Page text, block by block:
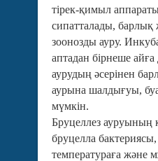
тірек-қимыл
сипатталады, барлық
зоонозды ауру.
аптадан бірнеше
аурудың әсерінен
аурына шалдығуы,
мүмкін.
Бруцеллез
бруцелла
температураға және